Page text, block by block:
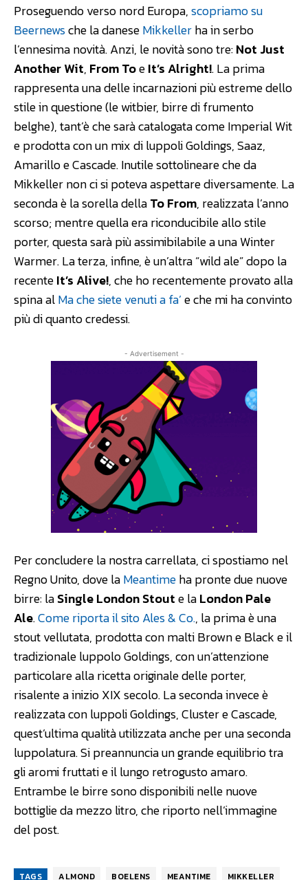
Proseguendo verso nord Europa,scopriamo su
Beernewsche la daneseMikkellerha in serbo
l’ennesima novità. Anzi, le novità sono tre:Not Just
Another Wit, From ToeIt’s Alright!. La prima
rappresenta una delle incarnazioni più estreme dello
stile in questione (le witbier, birre di frumento
belghe), tant’è che sarà catalogata come Imperial Wit
e prodotta con un mix di luppoli Goldings, Saaz,
Amarillo e Cascade. Inutile sottolineare che da
Mikkeller non ci si poteva aspettare diversamente. La
seconda è la sorella dellaTo From, realizzata l’anno
scorso; mentre quella era riconducibile allo stile
porter, questa sarà più assimibilabile a una Winter
Warmer. La terza, infine, è un’altra “wild ale” dopo la
recenteIt’s Alive!, che ho recentemente provato alla
spina alMa che siete venuti a fa’e che mi ha convinto
più di quanto credessi.
- Advertisement -
Per concludere la nostra carrellata, ci spostiamo nel
Regno Unito, dove laMeantimeha pronte due nuove
birre: laSingle London Stoute laLondon Pale
Ale.Come riporta il sito Ales & Co., la prima è una
stout vellutata, prodotta con malti Brown e Black e il
tradizionale luppolo Goldings, con un’attenzione
particolare alla ricetta originale delle porter,
risalente a inizio XIX secolo. La seconda invece è
realizzata con luppoli Goldings, Cluster e Cascade,
quest’ultima qualità utilizzata anche per una seconda
luppolatura. Si preannuncia un grande equilibrio tra
gli aromi fruttati e il lungo retrogusto amaro.
Entrambe le birre sono disponibili nelle nuove
bottiglie da mezzo litro, che riporto nell’immagine
del post.
TAGS ALMOND BOELENS MEANTIME MIKKELLER